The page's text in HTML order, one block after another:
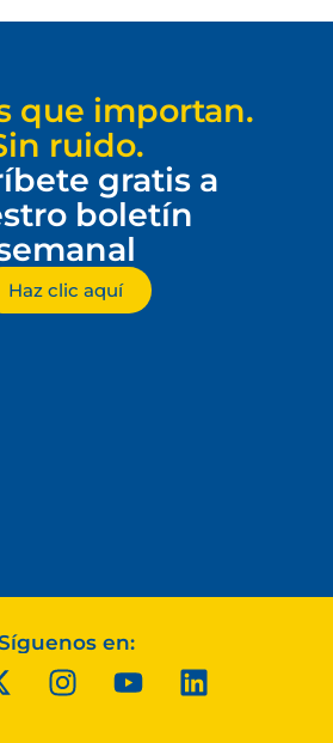
que importan.
ruido.
gratis a
boletín
Haz clic aquí
en: